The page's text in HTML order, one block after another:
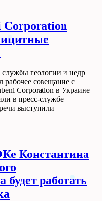
Corporation
службы геологии и недр
совещание с
Corporation в Украине
в пресс-службе
выступили
Константина
будет работать